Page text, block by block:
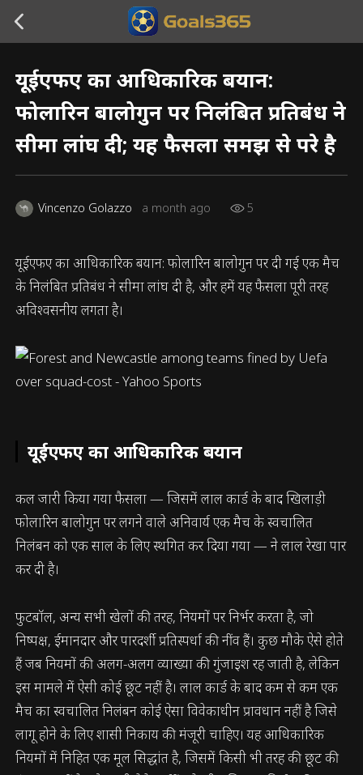
यूईएफए का आधिकारिक बयान:
फोलारिन बालोगुन पर निलंबित प्रतिबंध ने
सीमा लांघ दी; यह फैसला समझ से परे है
Vincenzo Golazzo a month ago 5
यूईएफए का आधिकारिक बयान: फोलारिन बालोगुन पर दी गई एक मैच
के निलंबित प्रतिबंध ने सीमा लांघ दी है, और हमें यह फैसला पूरी तरह
अविश्वसनीय लगता है।
यूईएफए का आधिकारिक बयान
कल जारी किया गया फैसला — जिसमें लाल कार्ड के बाद खिलाड़ी
फोलारिन बालोगुन पर लगने वाले अनिवार्य एक मैच के स्वचालित
निलंबन को एक साल के लिए स्थगित कर दिया गया — ने लाल रेखा पार
कर दी है।
फुटबॉल, अन्य सभी खेलों की तरह, नियमों पर निर्भर करता है, जो
निष्पक्ष, ईमानदार और पारदर्शी प्रतिस्पर्धा की नींव हैं। कुछ मौके ऐसे होते
हैं जब नियमों की अलग-अलग व्याख्या की गुंजाइश रह जाती है, लेकिन
इस मामले में ऐसी कोई छूट नहीं है। लाल कार्ड के बाद कम से कम एक
मैच का स्वचालित निलंबन कोई ऐसा विवेकाधीन प्रावधान नहीं है जिसे
लागू होने के लिए शासी निकाय की मंजूरी चाहिए। यह आधिकारिक
नियमों में निहित एक मूल सिद्धांत है, जिसमें किसी भी तरह की छूट की